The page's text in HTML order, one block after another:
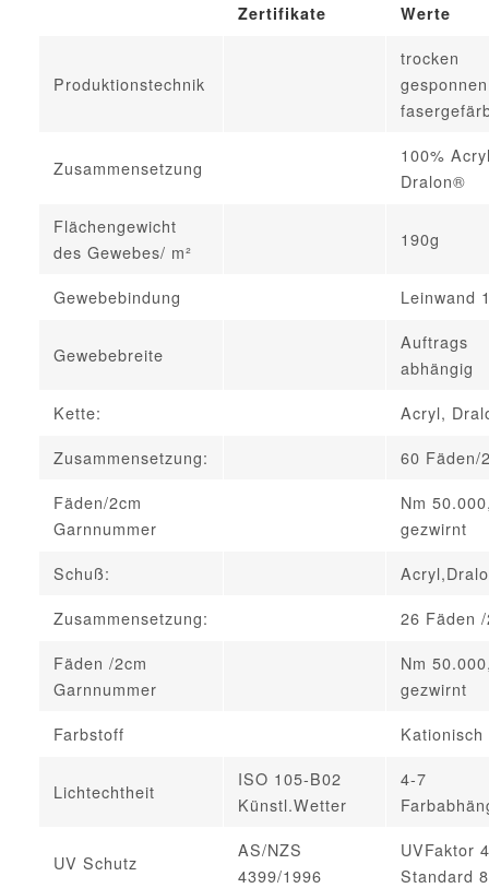
Zertifikate Werte
Produktionstechnik
trocken
Zusammensetzung
100%
Dralon®
Flächengewicht
des Gewebes/ m²
190g
Gewebebindung Leinwand
Gewebebreite
Auftrags
abhängig
Kette:
Acryl,
Zusammensetzung:
60 Fäden/
Fäden/2cm
Garnnummer
Nm
gezwirnt
Schuß:
Zusammensetzung:
26 Fäden
Fäden /2cm
Garnnummer
Nm
gezwirnt
Farbstoff
Kationisch
Lichtechtheit
ISO 105-B02
Künstl.Wetter
4-7
UV Schutz
AS/NZS
4399/1996
UVFaktor
Standard